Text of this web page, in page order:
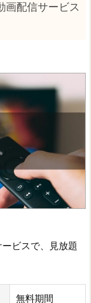
画配信サービス
ビスで、見放題
無料期間